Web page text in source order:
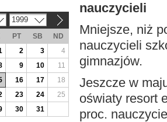
nauczycieli
Mniejsze, niż
nauczycieli
gimnazjów.
Jeszcze w
oświaty resort
proc.
1999
PT SB
ND
2 3
4
9 10
11
16 17
18
23 24
25
30 31